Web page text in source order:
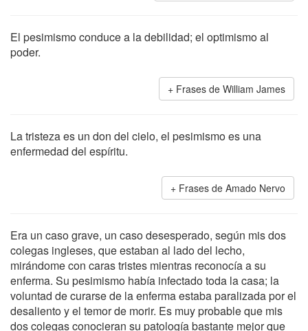
El pesimismo conduce a la debilidad; el optimismo al
poder.
Frases de William James
La tristeza es un don del cielo, el pesimismo es una
enfermedad del espíritu.
Frases de Amado Nervo
Era un caso grave, un caso desesperado, según mis dos
colegas ingleses, que estaban al lado del lecho,
mirándome con caras tristes mientras reconocía a su
enferma. Su pesimismo había infectado toda la casa; la
voluntad de curarse de la enferma estaba paralizada por el
desaliento y el temor de morir. Es muy probable que mis
dos colegas conocieran su patología bastante mejor que